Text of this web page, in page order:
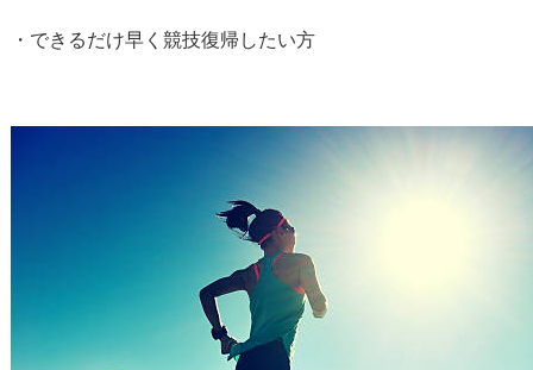
・できるだけ早く競技復帰したい方